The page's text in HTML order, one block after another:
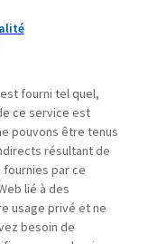
fourni tel quel,
ce service est
pouvons être tenus
résultant de
par ce
lié à des
usage privé et ne
besoin de